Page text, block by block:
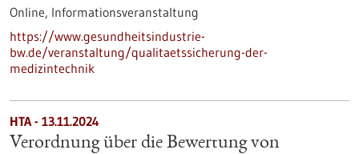
Online, Informationsveranstaltung
https://www.gesundheitsindustrie-
bw.de/veranstaltung/qualitaetssicherung-der-
medizintechnik
HTA - 13.11.2024
Verordnung über die Bewertung von